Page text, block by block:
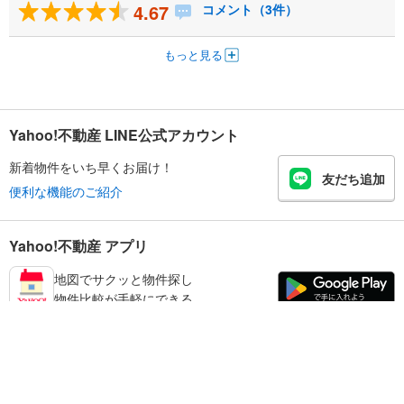
4.67 コメント（3件）
もっと見る
Yahoo!不動産 LINE公式アカウント
新着物件をいち早くお届け！
便利な機能のご紹介
友だち追加
Yahoo!不動産 アプリ
地図でサクッと物件探し
物件比較が手軽にできる